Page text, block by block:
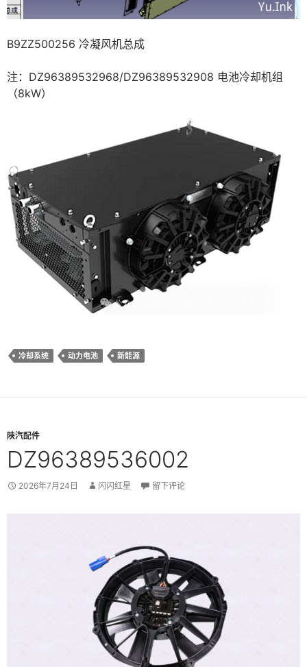
B9ZZ500256 冷凝风机总成
注：DZ96389532968/DZ96389532908 电池冷却机组
（8kW）
冷却系统 动力电池 新能源
陕汽配件
DZ96389536002
2026年7月24日 闪闪红星 留下评论